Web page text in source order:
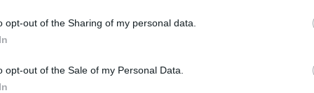
opt-out of the Sharing of my personal data.
opt-out of the Sale of my Personal Data.
MESTERSÉGES
HONEY (LEMEZKRITIKA)